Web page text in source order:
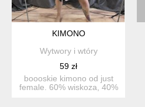
KIMONO
Wytwory i wtóry
59 zł
boooskie kimono od just
female. 60% wiskoza, 40%